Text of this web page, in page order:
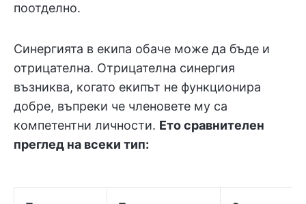
поотделно.
Синергията в екипа обаче може да бъде и
отрицателна. Отрицателна синергия
възниква, когато екипът не функционира
добре, въпреки че членовете му са
компетентни личности. Ето сравнителен
преглед на всеки тип: